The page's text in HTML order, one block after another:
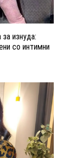
изнуда:
со интимни